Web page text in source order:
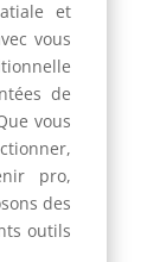
et
vous
de
vous
pro,
des
outils